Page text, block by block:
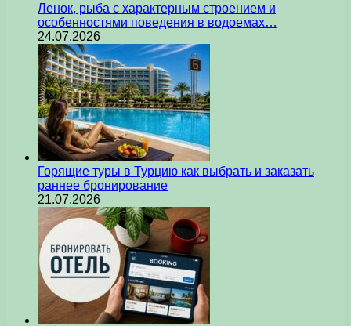
Ленок, рыба с характерным строением и
особенностями поведения в водоемах…
24.07.2026
Горящие туры в Турцию как выбрать и заказать
раннее бронирование
21.07.2026